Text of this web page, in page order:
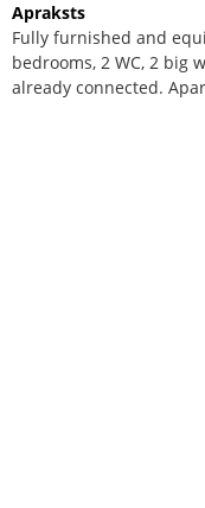
Apraksts
Fully furnished and
bedrooms, 2 WC, 2 big
already connected.